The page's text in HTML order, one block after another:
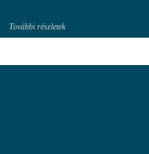
További részletek